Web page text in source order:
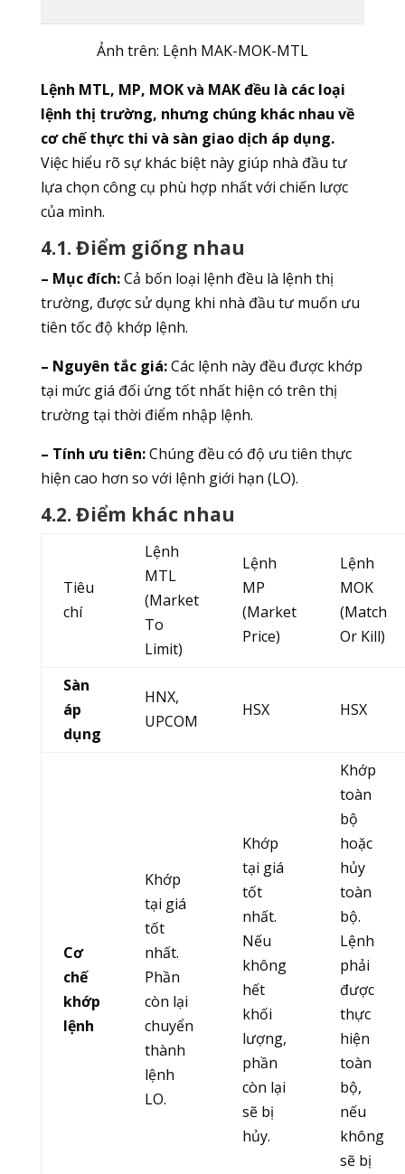
Ảnh trên: Lệnh MAK-MOK-MTL
Lệnh MTL, MP, MOK và MAK đều là các loại
lệnh thị trường, nhưng chúng khác nhau về
cơ chế thực thi và sàn giao dịch áp dụng.
Việc hiểu rõ sự khác biệt này giúp nhà đầu tư
lựa chọn công cụ phù hợp nhất với chiến lược
của mình.
4.1. Điểm giống nhau
– Mục đích:Cả bốn loại lệnh đều là lệnh thị
trường, được sử dụng khi nhà đầu tư muốn ưu
tiên tốc độ khớp lệnh.
– Nguyên tắc giá:Các lệnh này đều được khớp
tại mức giá đối ứng tốt nhất hiện có trên thị
trường tại thời điểm nhập lệnh.
– Tính ưu tiên:Chúng đều có độ ưu tiên thực
hiện cao hơn so với lệnh giới hạn (LO).
4.2. Điểm khác nhau
Tiêu
chí
Lệnh
MTL
(Market
To
Limit)
Lệnh
MP
(Market
Price)
Lệnh
MOK
(Match
Or Kill)
Sàn
áp
dụng
HNX,
UPCOM
HSX HSX
Cơ
chế
khớp
lệnh
Khớp
tại giá
tốt
nhất.
Phần
còn lại
chuyển
thành
lệnh
LO.
Khớp
tại giá
tốt
nhất.
Nếu
không
hết
khối
lượng,
phần
còn lại
sẽ bị
hủy.
Khớp
toàn
bộ
hoặc
hủy
toàn
bộ.
Lệnh
phải
được
thực
hiện
toàn
bộ,
nếu
không
sẽ bị